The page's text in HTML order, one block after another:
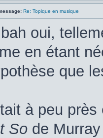
Re: Topique en musique
oui,
en étant
que
à peu
So de